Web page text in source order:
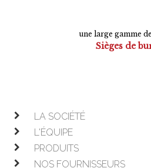
une large gamme
Sièges de
LA SOCIÉTÉ
L'ÉQUIPE
PRODUITS
NOS FOURNISSEURS